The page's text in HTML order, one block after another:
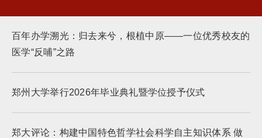
百年办学溯光：归去来兮，根植中原——一位优秀校友的
医学“反哺”之路
郑州大学举行2026年毕业典礼暨学位授予仪式
郑大评论：构建中国特色哲学社会科学自主知识体系 做